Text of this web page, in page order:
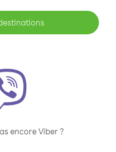
encore Viber ?